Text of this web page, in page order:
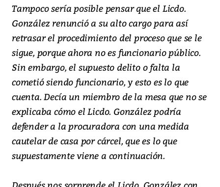
Tampoco sería posible pensar que el Licdo.
González renunció a su alto cargo para así
retrasar el procedimiento del proceso que se le
sigue, porque ahora no es funcionario público.
Sin embargo, el supuesto delito o falta la
cometió siendo funcionario, y esto es lo que
cuenta. Decía un miembro de la mesa que no se
explicaba cómo el Licdo. González podría
defender a la procuradora con una medida
cautelar de casa por cárcel, que es lo que
supuestamente viene a continuación.